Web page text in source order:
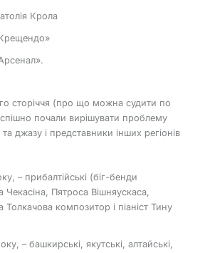
Крола
сторіччя (про що можна судити по
почали вирішувати проблему
джазу і представники інших регіонів
– прибалтійські (біг-бенди
Пятроса Вішняускаса,
композитор і піаніст Тину
– башкирські, якутські, алтайські,